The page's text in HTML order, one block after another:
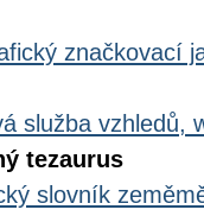
značkovací
služba vzhledů,
tezaurus
slovník